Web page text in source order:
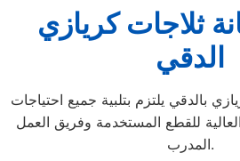
ثلاجات كريازي
الدقي
بالدقي يلتزم بتلبية جميع احتياجات
للقطع المستخدمة وفريق العمل
المدرب.